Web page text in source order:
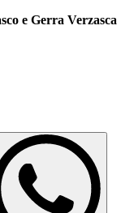
e Gerra Verzasca